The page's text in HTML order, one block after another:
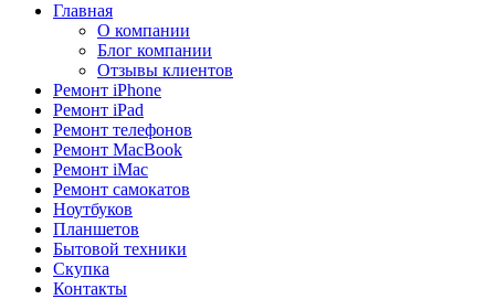
Главная
О компании
Блог компании
Отзывы клиентов
Ремонт iPhone
Ремонт iPad
Ремонт телефонов
Ремонт MacBook
Ремонт iMac
Ремонт самокатов
Ноутбуков
Планшетов
Бытовой техники
Скупка
Контакты